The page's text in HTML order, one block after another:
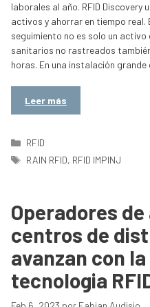
laborales al año. RFID
activos y ahorrar en tiempo real.
seguimiento no es solo un
sanitarios no rastreados
horas. En una instalación grande
Leer más
Categorías
RFID
Etiquetas
RAIN RFID, RFID IMPINJ
Operadores
centros de
avanzan con
tecnologia